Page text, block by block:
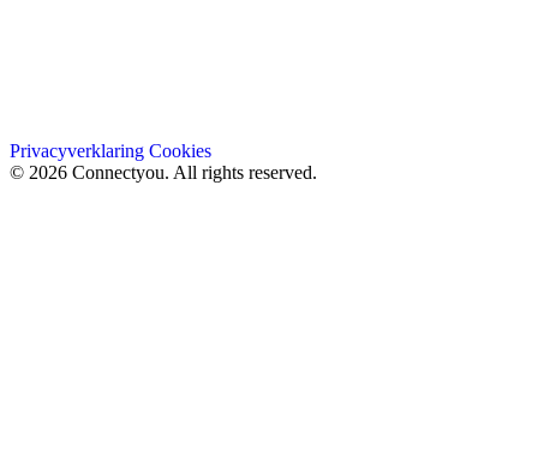
Privacyverklaring Cookies
© 2026 Connectyou. All rights reserved.